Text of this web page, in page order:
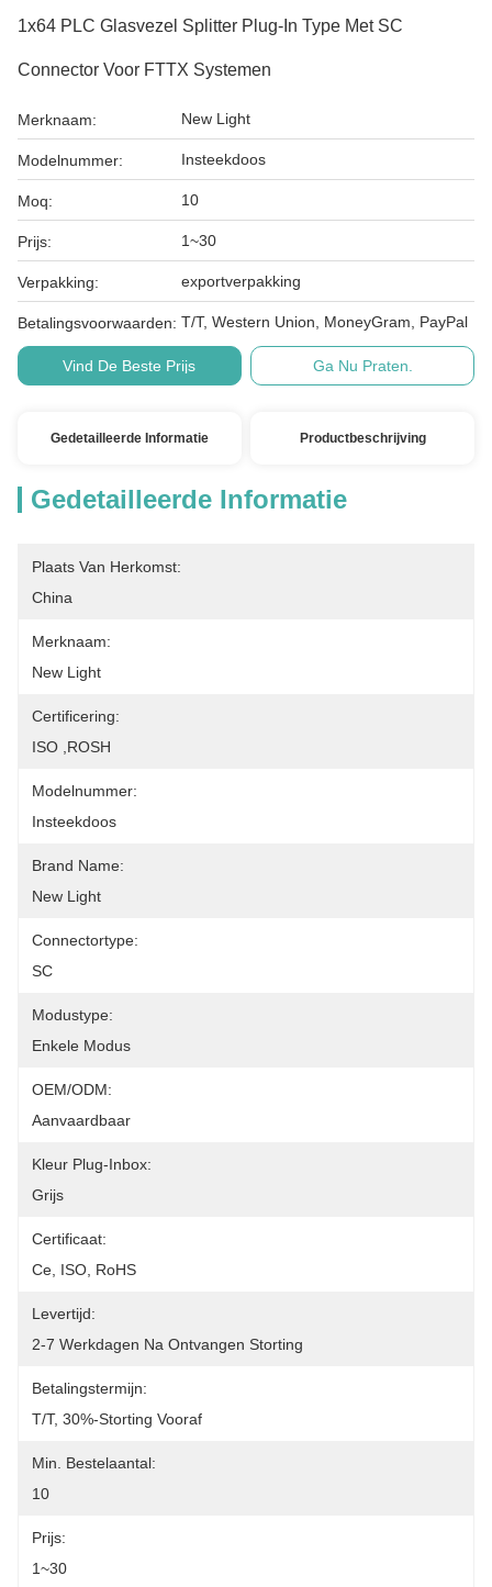
1x64 PLC Glasvezel Splitter Plug-In Type Met SC
Connector Voor FTTX Systemen
Merknaam: New Light
Modelnummer: Insteekdoos
Moq: 10
Prijs: 1~30
Verpakking: exportverpakking
Betalingsvoorwaarden: T/T, Western Union, MoneyGram, PayPal
Vind De Beste Prijs Ga Nu Praten.
Gedetailleerde Informatie Productbeschrijving
Gedetailleerde Informatie
Plaats Van Herkomst:
China
Merknaam:
New Light
Certificering:
ISO ,ROSH
Modelnummer:
Insteekdoos
Brand Name:
New Light
Connectortype:
SC
Modustype:
Enkele Modus
OEM/ODM:
Aanvaardbaar
Kleur Plug-Inbox:
Grijs
Certificaat:
Ce, ISO, RoHS
Levertijd:
2-7 Werkdagen Na Ontvangen Storting
Betalingstermijn:
T/T, 30%-Storting Vooraf
Min. Bestelaantal:
10
Prijs:
1~30